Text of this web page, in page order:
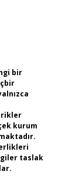
bir
kurum
taslak